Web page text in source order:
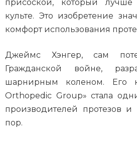
присоской, который
культе. Это изобретение
комфорт использования
Джеймс Хэнгер, сам
Гражданской войне,
шарнирным коленом. Его
Orthopedic Group» стала
производителей протезов и
пор.